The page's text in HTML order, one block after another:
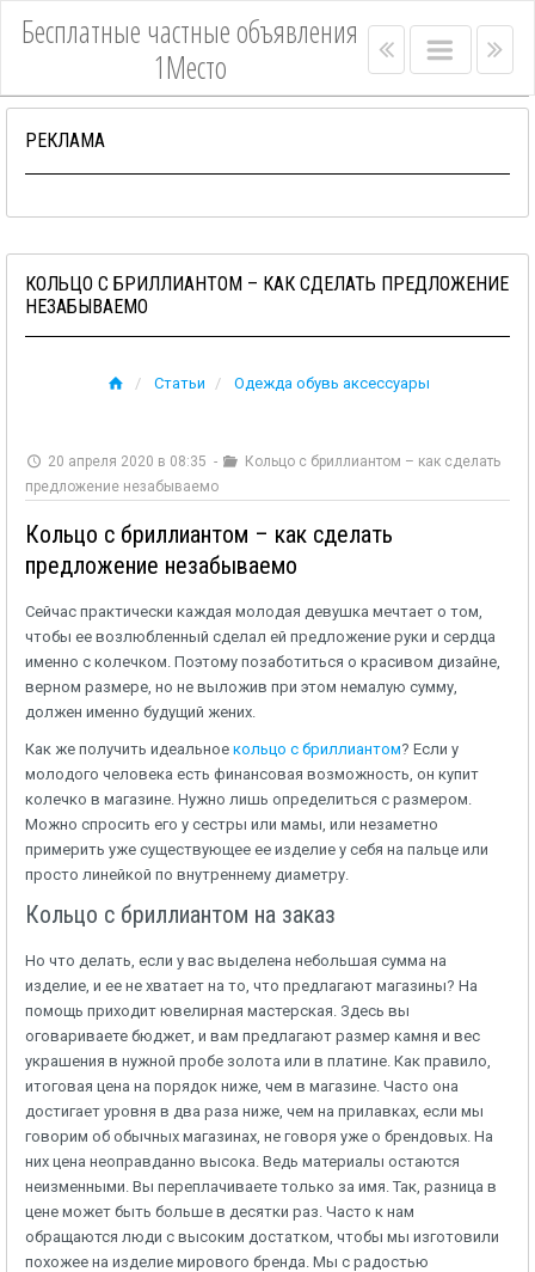
Бесплатные частные объявления
1Место
Left
bar
Main
menu
Right
menu
bar
РЕКЛАМА
КОЛЬЦО С БРИЛЛИАНТОМ – КАК СДЕЛАТЬ ПРЕДЛОЖЕНИЕ
НЕЗАБЫВАЕМО
Статьи Одежда обувь аксессуары
20 апреля 2020 в 08:35 -
Кольцо с бриллиантом – как сделать
предложение незабываемо
Кольцо с бриллиантом – как сделать
предложение незабываемо
Сейчас практически каждая молодая девушка мечтает о том,
чтобы ее возлюбленный сделал ей предложение руки и сердца
именно с колечком. Поэтому позаботиться о красивом дизайне,
верном размере, но не выложив при этом немалую сумму,
должен именно будущий жених.
Как же получить идеальное кольцо с бриллиантом? Если у
молодого человека есть финансовая возможность, он купит
колечко в магазине. Нужно лишь определиться с размером.
Можно спросить его у сестры или мамы, или незаметно
примерить уже существующее ее изделие у себя на пальце или
просто линейкой по внутреннему диаметру.
Кольцо с бриллиантом на заказ
Но что делать, если у вас выделена небольшая сумма на
изделие, и ее не хватает на то, что предлагают магазины? На
помощь приходит ювелирная мастерская. Здесь вы
оговариваете бюджет, и вам предлагают размер камня и вес
украшения в нужной пробе золота или в платине. Как правило,
итоговая цена на порядок ниже, чем в магазине. Часто она
достигает уровня в два раза ниже, чем на прилавках, если мы
говорим об обычных магазинах, не говоря уже о брендовых. На
них цена неоправданно высока. Ведь материалы остаются
неизменными. Вы переплачиваете только за имя. Так, разница в
цене может быть больше в десятки раз. Часто к нам
обращаются люди с высоким достатком, чтобы мы изготовили
похожее на изделие мирового бренда. Мы с радостью